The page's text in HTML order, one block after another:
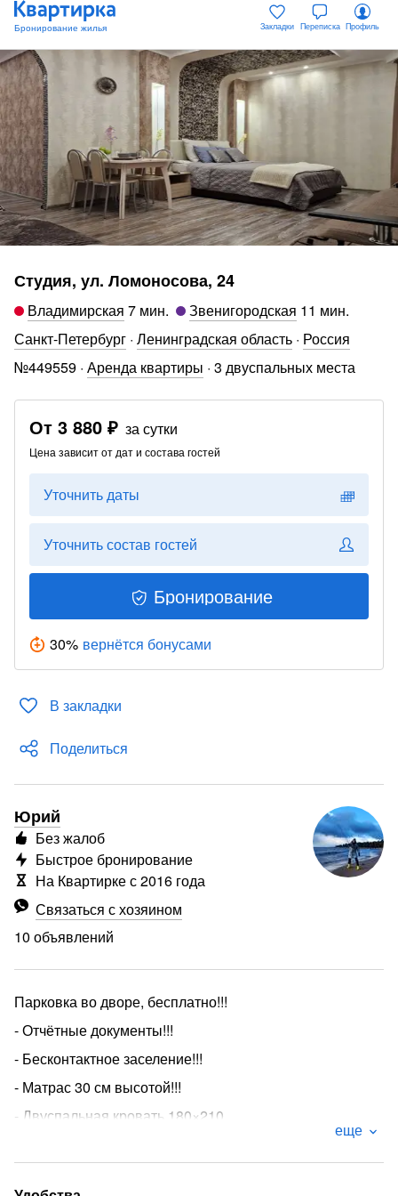
Закладки Переписка Профиль
Студия, ул. Ломоносова, 24
Владимирская 7 мин. Звенигородская 11 мин.
Санкт-Петербург · Ленинградская область · Россия
№449559 · Аренда квартиры · 3 двуспальных места
От 3 880 ₽ за сутки
Цена зависит от дат и состава гостей
Уточнить даты
Уточнить состав гостей
Бронирование
30% вернётся бонусами
В закладки
Поделиться
Юрий
Связаться с хозяином
10 объявлений
Без жалоб
Быстрое бронирование
На Квартирке с 2016 года
Парковка во дворе, бесплатно!!!
- Отчётные документы!!!
- Бесконтактное заселение!!!
- Матрас 30 см высотой!!!
- Двуспальная кровать 180×210
еще